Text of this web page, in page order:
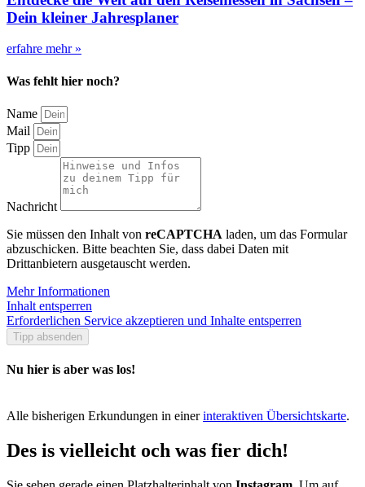
Dein kleiner Jahresplaner
erfahre mehr »
Was fehlt hier noch?
Name
Mail
Tipp
Nachricht
Sie müssen den Inhalt von reCAPTCHA laden, um das Formular
abzuschicken. Bitte beachten Sie, dass dabei Daten mit
Drittanbietern ausgetauscht werden.
Mehr Informationen
Inhalt entsperren
Erforderlichen Service akzeptieren und Inhalte entsperren
Tipp absenden
Nu hier is aber was los!
Alle bisherigen Erkundungen in einerinteraktiven Übersichtskarte.
Des is vielleicht och was fier dich!